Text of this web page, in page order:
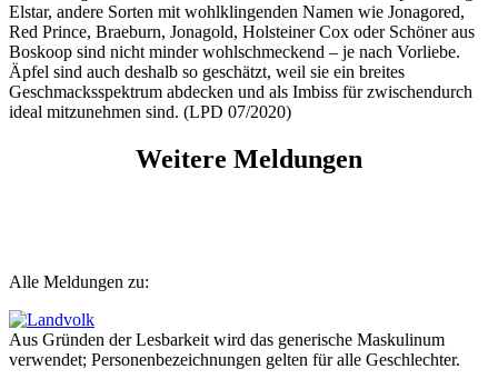
Elstar, andere Sorten mit wohlklingenden Namen wie Jonagored,
Red Prince, Braeburn, Jonagold, Holsteiner Cox oder Schöner aus
Boskoop sind nicht minder wohlschmeckend – je nach Vorliebe.
Äpfel sind auch deshalb so geschätzt, weil sie ein breites
Geschmacksspektrum abdecken und als Imbiss für zwischendurch
ideal mitzunehmen sind. (LPD 07/2020)
Weitere Meldungen
Alle Meldungen zu:
Aus Gründen der Lesbarkeit wird das generische Maskulinum
verwendet; Personenbezeichnungen gelten für alle Geschlechter.